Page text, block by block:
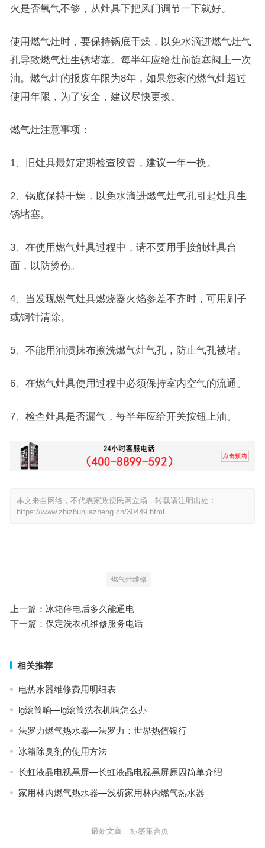
火是否氧气不够，从灶具下把风门调节一下就好。
使用燃气灶时，要保持锅底干燥，以免水滴进燃气灶气
孔导致燃气灶生锈堵塞。每半年应给灶前旋塞阀上一次
油。燃气灶的报废年限为8年，如果您家的燃气灶超过
使用年限，为了安全，建议尽快更换。
燃气灶注意事项：
1、旧灶具最好定期检查胶管，建议一年一换。
2、锅底保持干燥，以免水滴进燃气灶气孔引起灶具生
锈堵塞。
3、在使用燃气灶具过程中，请不要用手接触灶具台
面，以防烫伤。
4、当发现燃气灶具燃烧器火焰参差不齐时，可用刷子
或钢针清除。
5、不能用油渍抹布擦洗燃气灶气孔，防止气孔被堵。
6、在燃气灶具使用过程中必须保持室内空气的流通。
7、检查灶具是否漏气，每半年应给开关按钮上油。
本文来自网络，不代表家政便民网立场，转载请注明出处：
https://www.zhizhunjiazheng.cn/30449.html
燃气灶维修
上一篇： 冰箱停电后多久能通电
下一篇： 保定洗衣机维修服务电话
相关推荐
电热水器维修费用明细表
lg滚筒响—lg滚筒洗衣机响怎么办
法罗力燃气热水器—法罗力：世界热值银行
冰箱除臭剂的使用方法
长虹液晶电视黑屏—长虹液晶电视黑屏原因简单介绍
家用林内燃气热水器—浅析家用林内燃气热水器
最新文章 标签集合页